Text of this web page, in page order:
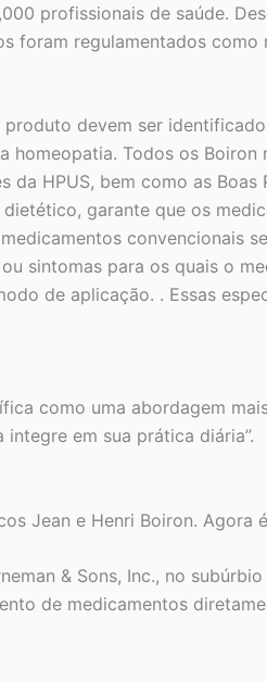
profissionais de saúde.
foram regulamentados
devem ser
Todos os
HPUS, bem como as
garante que os
convencionais
sintomas para os quais o
de aplicação. . Essas
como uma abordagem
em sua prática diária”.
Jean e Henri Boiron. Agora
& Sons, Inc., no
de medicamentos